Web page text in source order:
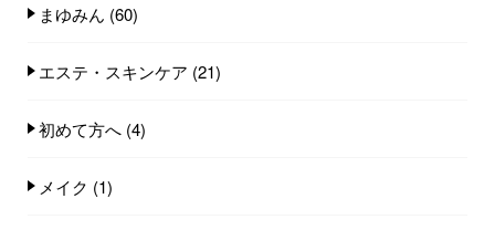
まゆみん (60)
エステ・スキンケア (21)
初めて方へ (4)
メイク (1)